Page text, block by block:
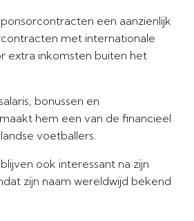
een aanzienlijk
met internationale
extra inkomsten buiten het
bonussen en
hem een van de financieel
voetballers.
ook interessant na zijn
zijn naam wereldwijd bekend